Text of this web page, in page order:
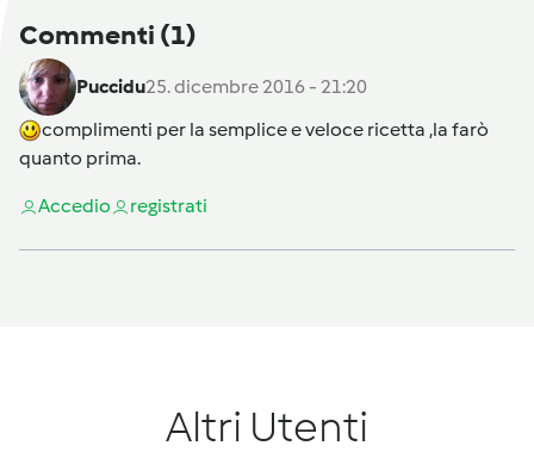
Commenti (1)
Puccidu25. dicembre 2016 - 21:20
complimenti per la semplice e veloce ricetta ,la farò
quanto prima.
Accedio registrati
Altri Utenti